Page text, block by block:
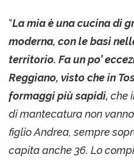
“La mia è una cucina di
moderna, con le basi
territorio. Fa un po’
Reggiano, visto che in
formaggi più sapidi, che
di mantecatura non
figlio Andrea, sempre
capita anche 36. Lo